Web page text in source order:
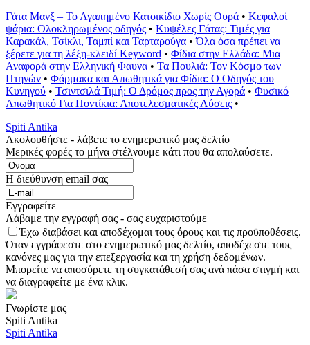
Γάτα Μανξ – Το Αγαπημένο Κατοικίδιο Χωρίς Ουρά • Κεφαλοί
ψάρια: Ολοκληρωμένος οδηγός • Κυψέλες Γάτας: Τιμές για
Καρακάλ, Τσίκλι, Ταμπί και Ταρταρούγα •Όλα όσα πρέπει να
ξέρετε για τη λέξη-κλειδί Keyword • Φίδια στην Ελλάδα: Μια
Αναφορά στην Ελληνική Φαυνα • Τα Πουλιά: Τον Κόσμο των
Πτηνών • Φάρμακα και Απωθητικά για Φίδια: Ο Οδηγός του
Κυνηγού • Τσιντσιλά Τιμή: Ο Δρόμος προς την Αγορά • Φυσικό
Απωθητικό Για Ποντίκια: Αποτελεσματικές Λύσεις •
Spiti Antika
Ακολουθήστε - λάβετε το ενημερωτικό μας δελτίο
Μερικές φορές το μήνα στέλνουμε κάτι που θα απολαύσετε.
Η διεύθυνση email σας
Εγγραφείτε
Λάβαμε την εγγραφή σας - σας ευχαριστούμε
Έχω διαβάσει και αποδέχομαι τους όρους και τις προϋποθέσεις.
Όταν εγγράφεστε στο ενημερωτικό μας δελτίο, αποδέχεστε τους
κανόνες μας για την επεξεργασία και τη χρήση δεδομένων.
Μπορείτε να αποσύρετε τη συγκατάθεσή σας ανά πάσα στιγμή και
να διαγραφείτε με ένα κλικ.
Γνωρίστε μας
Spiti Antika
Spiti Antika